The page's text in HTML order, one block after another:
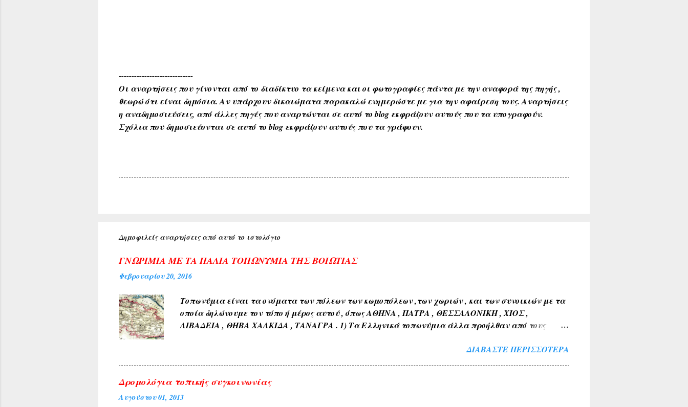
-----------------------------
Οι αναρτήσεις που γίνονται από το διαδίκτυο τα κείμενα και οι φωτογραφίες πάντα με την αναφορά της πηγής ,
θεωρώ ότι είναι δημόσια. Αν υπάρχουν δικαιώματα παρακαλώ ενημερώστε με για την αφαίρεση τους. Αναρτήσεις
η αναδημοσιεύσεις, από άλλες πηγές που αναρτώνται σε αυτό το blog εκφράζουν αυτούς που τα υπογραφούν.
Σχόλια που δημοσιεύονται σε αυτό το blog εκφράζουν αυτούς που τα γράφουν.
Δημοφιλείς αναρτήσεις από αυτό το ιστολόγιο
ΓΝΩΡΙΜΙΑ ΜΕ ΤΑ ΠΑΛΙΑ ΤΟΠΩΝΥΜΙΑ ΤΗΣ ΒΟΙΩΤΙΑΣ
Φεβρουαρίου 20, 2016
Τοπωνύμια είναι τα ονόματα των πόλεων των κωμοπόλεων ,των χωριών , και των συνοικιών με τα
οποία δηλώνουμε τον τόπο ή μέρος αυτού , όπως ΑΘΗΝΑ , ΠΑΤΡΑ , ΘΕΣΣΑΛΟΝΙΚΗ , ΧΙΟΣ ,
ΛΙΒΑΔΕΙΑ , ΘΗΒΑ ΧΑΛΚΙΔΑ , ΤΑΝΑΓΡΑ . 1) Τα Ελληνικά τοπωνύμια άλλα προήλθαν από τους
φύσεως και διαπλάσεως του εδάφους όπως ( ΚΑΜΠΟΣ , ΜΑΚΡΥΚΑΜΠΟΣ , ΒΑΘΥΛΑΚΟΣ ) . 3) Από το
ΓΛΥΚΟΝΕΡΙ , ΓΛΥΚΟΒΡΥΣΗ , ΚΡΥΑ ΒΡΥΣΗ ). 5) Εκ των φυομένων δένδρων και των εν γένει φυτών
και καρπών αυτών όπως δενδρώνυμα , φυτώνυμα , καρπώνυμα τοπωνύμια ( ΚΕΡΑΣΟΥΣ ,
ΔΙΑΒΆΣΤΕ ΠΕΡΙΣΣΌΤΕΡΑ
Δρομολόγια τοπικής συγκοινωνίας
Αυγούστου 01, 2013